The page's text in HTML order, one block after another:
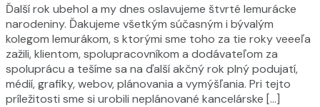
Ďalší rok ubehol a my dnes oslavujeme štvrté lemurácke
narodeniny. Ďakujeme všetkým súčasným i bývalým
kolegom lemurákom, s ktorými sme toho za tie roky veeeľa
zažili, klientom, spolupracovníkom a dodávateľom za
spoluprácu a tešíme sa na ďalší akčný rok plný podujatí,
médií, grafiky, webov, plánovania a vymýšľania. Pri tejto
príležitosti sme si urobili neplánované kancelárske […]